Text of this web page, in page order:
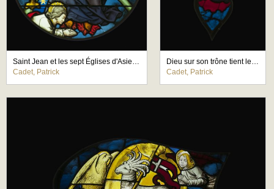
Saint Jean et les sept Églises d'Asie aux pieds du Fils de l'Homme
Cadet, Patrick
Dieu sur son trône tient le livre fermé des sept sceaux
Cadet, Patrick